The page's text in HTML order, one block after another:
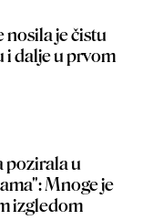
nosila je čistu
i dalje u prvom
pozirala u
Mnoge je
izgledom